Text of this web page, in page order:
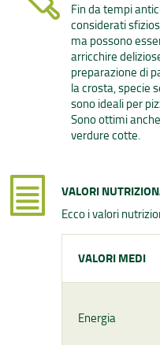
Fin da tempi
considerati
ma possono
arricchire
preparazione di
la crosta, specie
sono ideali per
Sono ottimi
verdure cotte.
VALORI
Ecco i valori
VALORI MEDI
Energia